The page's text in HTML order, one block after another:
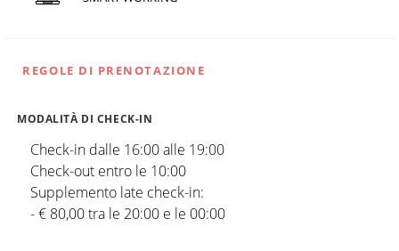
REGOLE DI PRENOTAZIONE
MODALITÀ DI CHECK-IN
Check-in dalle 16:00 alle 19:00
Check-out entro le 10:00
Supplemento late check-in:
- € 80,00 tra le 20:00 e le 00:00